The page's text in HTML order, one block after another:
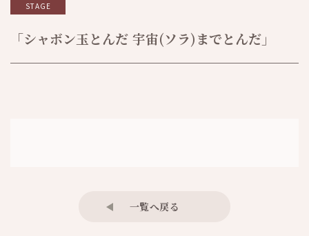
STAGE
「シャボン玉とんだ 宇宙(ソラ)までとんだ」
一覧へ戻る